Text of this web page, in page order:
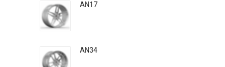
AN17
AN34